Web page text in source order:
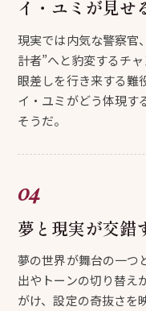
イ・ユミが見せ
現実では内気な警察官
計者”へと豹変するチ
眼差しを行き来する難
イ・ユミがどう体現す
そうだ。
夢と現実が交錯
夢の世界が舞台の一つ
出やトーンの切り替え
がけ、設定の奇抜さを